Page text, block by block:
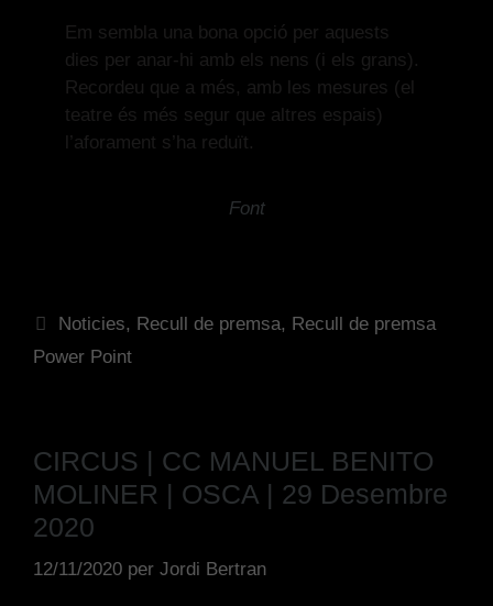
Em sembla una bona opció per aquests
dies per anar-hi amb els nens (i els grans).
Recordeu que a més, amb les mesures (el
teatre és més segur que altres espais)
l’aforament s’ha reduït.
Font
Noticies, Recull de premsa, Recull de premsa
Power Point
CIRCUS | CC MANUEL BENITO
MOLINER | OSCA | 29 Desembre
2020
12/11/2020 per Jordi Bertran